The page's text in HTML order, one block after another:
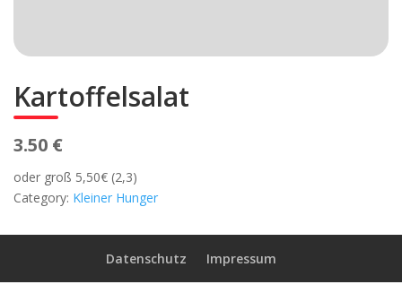
Kartoffelsalat
3.50 €
oder groß 5,50€ (2,3)
Category: Kleiner Hunger
Datenschutz Impressum